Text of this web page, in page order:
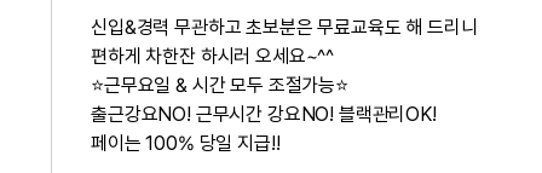
신입&경력 무관하고 초보분은 무료교육도 해 드리니
편하게 차한잔 하시러 오세요~^^
⭐근무요일 & 시간 모두 조절가능⭐
출근강요NO! 근무시간 강요NO! 블랙관리OK!
페이는 100% 당일 지급!!